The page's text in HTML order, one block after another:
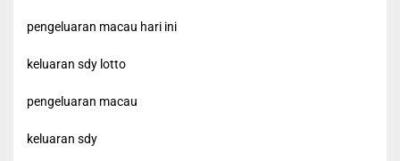
pengeluaran macau hari ini
keluaran sdy lotto
pengeluaran macau
keluaran sdy